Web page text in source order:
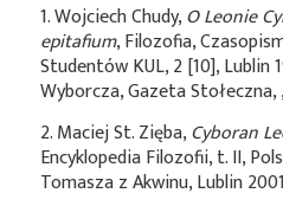
1. Wojciech Chudy,O Leonie
epitafium, Filozofia,
Studentów KUL, 2 [10], Lublin
Wyborcza, Gazeta Stołeczna,
2. Maciej St. Zięba,Cyboran
Encyklopedia Filozofii, t. II,
Tomasza z Akwinu, Lublin